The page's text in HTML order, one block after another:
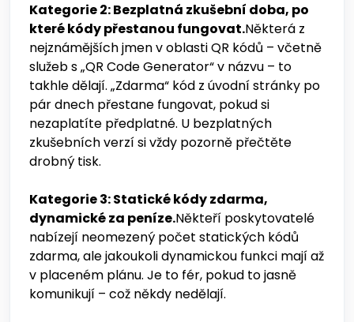
Kategorie 2: Bezplatná zkušební doba, po
které kódy přestanou fungovat.Některá z
nejznámějších jmen v oblasti QR kódů – včetně
služeb s „QR Code Generator“ v názvu – to
takhle dělají. „Zdarma“ kód z úvodní stránky po
pár dnech přestane fungovat, pokud si
nezaplatíte předplatné. U bezplatných
zkušebních verzí si vždy pozorně přečtěte
drobný tisk.
Kategorie 3: Statické kódy zdarma,
dynamické za peníze.Někteří poskytovatelé
nabízejí neomezený počet statických kódů
zdarma, ale jakoukoli dynamickou funkci mají až
v placeném plánu. Je to fér, pokud to jasně
komunikují – což někdy nedělají.